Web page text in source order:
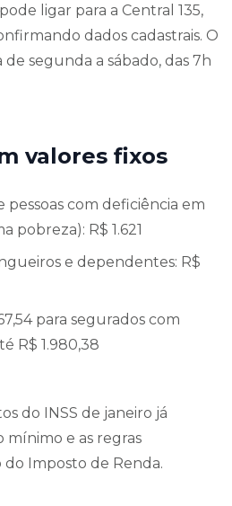
ligar para a Central 135,
dados cadastrais. O
segunda a sábado, das 7h
valores fixos
pessoas com deficiência em
pobreza): R$ 1.621
e dependentes: R$
para segurados com
R$ 1.980,38
do INSS de janeiro já
mínimo e as regras
do Imposto de Renda.